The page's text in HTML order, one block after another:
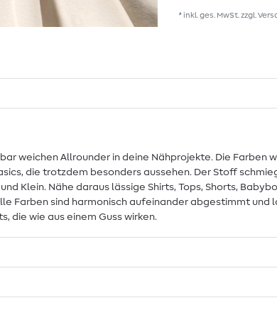
* inkl. ges. MwSt. zzgl.
weichen Allrounder in deine Nähprojekte. Die
die trotzdem besonders aussehen. Der Stoff
Klein. Nähe daraus lässige Shirts, Tops, Shorts,
Farben sind harmonisch aufeinander abgestimmt
die wie aus einem Guss wirken.